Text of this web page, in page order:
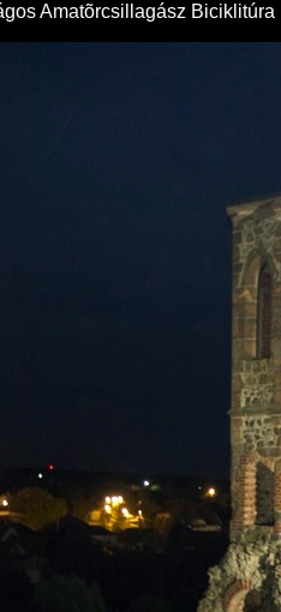
Amatõrcsillagász Biciklitúra |